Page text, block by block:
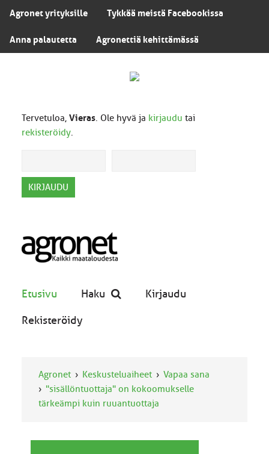
Agronet yrityksille Tykkää meistä Facebookissa
Anna palautetta Agronettiä kehittämässä
Tervetuloa, Vieras. Ole hyvä ja kirjaudu tai
rekisteröidy.
Etusivu Haku Kirjaudu
Rekisteröidy
Agronet Keskusteluaiheet
Vapaa sana
"sisällöntuottaja" on kokoomukselle
tärkeämpi kuin ruuantuottaja